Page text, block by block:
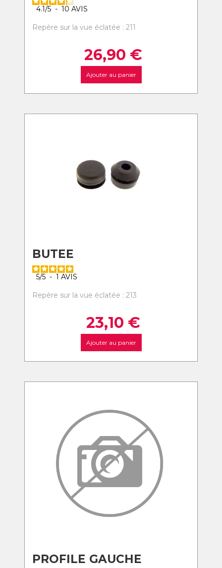
4.1/5 - 10 AVIS
Repère sur la vue éclatée : 211
26,90 €
Ajouter au panier
BUTEE
5/5 - 1 AVIS
Repère sur la vue éclatée : 213
23,10 €
Ajouter au panier
PROFILE GAUCHE